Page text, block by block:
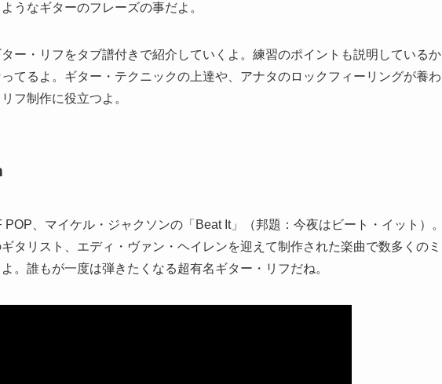
うなギターのフレーズの事だよ。
ー・リフをタブ譜付きで紹介していくよ。練習のポイントも説明しているか
てるよ。ギター・テクニックの上達や、アナタのロックフィーリングが養わ
フ制作に役立つよ。
、マイケル・ジャクソンの「Beat It」（邦題：今夜はビート・イット）。
タリスト、エディ・ヴァン・ヘイレンを迎えて制作された楽曲で数多くのミ
。誰もが一度は弾きたくなる超有名ギター・リフだね。